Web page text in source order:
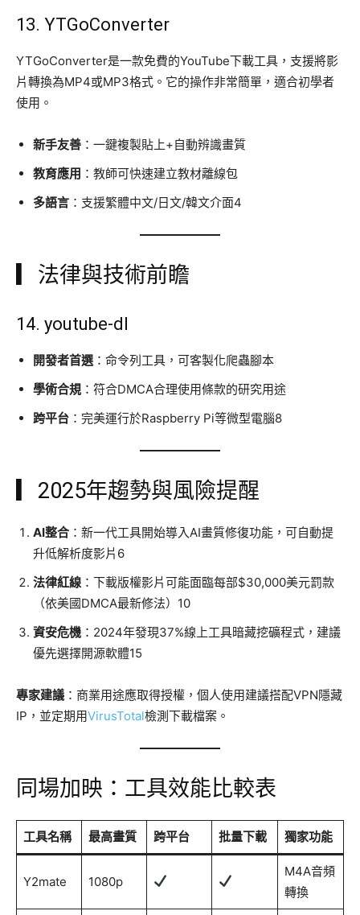
13. YTGoConverter
YTGoConverter是一款免費的YouTube下載工具，支援將影
片轉換為MP4或MP3格式。它的操作非常簡單，適合初學者
使用。
新手友善 ：一鍵複製貼上+自動辨識畫質
教育應用 ：教師可快速建立教材離線包
多語言 ：支援繁體中文/日文/韓文介面4
▎法律與技術前瞻
14. youtube-dl
開發者首選 ：命令列工具，可客製化爬蟲腳本
學術合規 ：符合DMCA合理使用條款的研究用途
跨平台 ：完美運行於Raspberry Pi等微型電腦8
▎2025年趨勢與風險提醒
AI整合 ：新一代工具開始導入AI畫質修復功能，可自動提
升低解析度影片6
法律紅線 ：下載版權影片可能面臨每部$30,000美元罰款
（依美國DMCA最新修法）10
資安危機 ：2024年發現37%線上工具暗藏挖礦程式，建議
優先選擇開源軟體15
專家建議 ：商業用途應取得授權，個人使用建議搭配VPN隱藏
IP，並定期用VirusTotal檢測下載檔案。
同場加映：工具效能比較表
工具名稱 最高畫質 跨平台 批量下載 獨家功能
Y2mate 1080p
M4A音頻
轉換